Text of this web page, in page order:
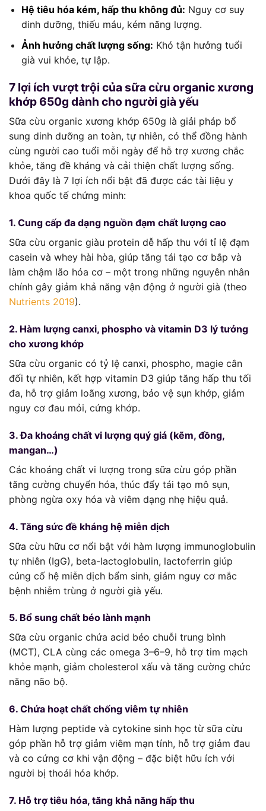
Hệ tiêu hóa kém, hấp thu không đủ: Nguy cơ suy
dinh dưỡng, thiếu máu, kém năng lượng.
Ảnh hưởng chất lượng sống: Khó tận hưởng tuổi
già vui khỏe, tự lập.
7 lợi ích vượt trội của sữa cừu organic xương
khớp 650g dành cho người già yếu
Sữa cừu organic xương khớp 650g là giải pháp bổ
sung dinh dưỡng an toàn, tự nhiên, có thể đồng hành
cùng người cao tuổi mỗi ngày để hỗ trợ xương chắc
khỏe, tăng đề kháng và cải thiện chất lượng sống.
Dưới đây là 7 lợi ích nổi bật đã được các tài liệu y
khoa quốc tế chứng minh:
1. Cung cấp đa dạng nguồn đạm chất lượng cao
Sữa cừu organic giàu protein dễ hấp thu với tỉ lệ đạm
casein và whey hài hòa, giúp tăng tái tạo cơ bắp và
làm chậm lão hóa cơ – một trong những nguyên nhân
chính gây giảm khả năng vận động ở người già (theo
Nutrients 2019).
2. Hàm lượng canxi, phospho và vitamin D3 lý tưởng
cho xương khớp
Sữa cừu organic có tỷ lệ canxi, phospho, magie cân
đối tự nhiên, kết hợp vitamin D3 giúp tăng hấp thu tối
đa, hỗ trợ giảm loãng xương, bảo vệ sụn khớp, giảm
nguy cơ đau mỏi, cứng khớp.
3. Đa khoáng chất vi lượng quý giá (kẽm, đồng,
mangan…)
Các khoáng chất vi lượng trong sữa cừu góp phần
tăng cường chuyển hóa, thúc đẩy tái tạo mô sụn,
phòng ngừa oxy hóa và viêm dạng nhẹ hiệu quả.
4. Tăng sức đề kháng hệ miễn dịch
Sữa cừu hữu cơ nổi bật với hàm lượng immunoglobulin
tự nhiên (IgG), beta-lactoglobulin, lactoferrin giúp
củng cố hệ miễn dịch bẩm sinh, giảm nguy cơ mắc
bệnh nhiễm trùng ở người già yếu.
5. Bổ sung chất béo lành mạnh
Sữa cừu organic chứa acid béo chuỗi trung bình
(MCT), CLA cùng các omega 3–6–9, hỗ trợ tim mạch
khỏe mạnh, giảm cholesterol xấu và tăng cường chức
năng não bộ.
6. Chứa hoạt chất chống viêm tự nhiên
Hàm lượng peptide và cytokine sinh học từ sữa cừu
góp phần hỗ trợ giảm viêm mạn tính, hỗ trợ giảm đau
và co cứng cơ khi vận động – đặc biệt hữu ích với
người bị thoái hóa khớp.
7. Hỗ trợ tiêu hóa, tăng khả năng hấp thu